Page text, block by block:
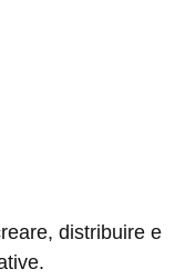
distribuire e